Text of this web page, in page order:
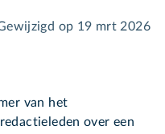
op 19 mrt 2026
van het
over een